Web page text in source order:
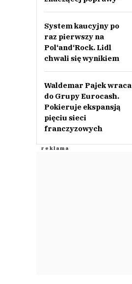
System kaucyjny po
raz pierwszy na
Pol‘and‘Rock. Lidl
chwali się wynikiem
Waldemar Pajek wraca
do Grupy Eurocash.
Pokieruje ekspansją
pięciu sieci
franczyzowych